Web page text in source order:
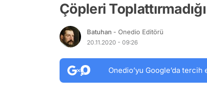
Çöpleri
Batuhan - Onedio Editörü
20.11.2020 - 09:26
Onedio’yu Google’da